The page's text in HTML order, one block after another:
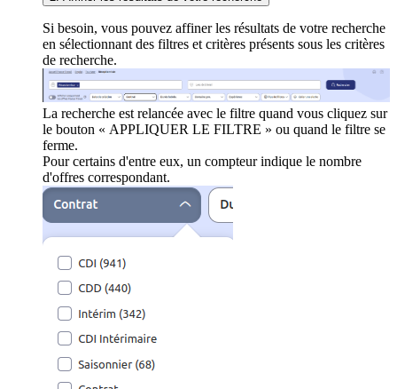
Si besoin, vous pouvez affiner les résultats de votre recherche
en sélectionnant des filtres et critères présents sous les critères
de recherche.
La recherche est relancée avec le filtre quand vous cliquez sur
le bouton « APPLIQUER LE FILTRE » ou quand le filtre se
ferme.
Pour certains d'entre eux, un compteur indique le nombre
d'offres correspondant.